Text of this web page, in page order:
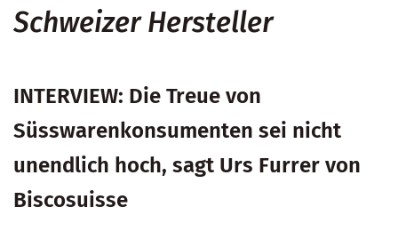
Schweizer Hersteller
INTERVIEW: Die Treue von
Süsswarenkonsumenten sei nicht
unendlich hoch, sagt Urs Furrer von
Biscosuisse